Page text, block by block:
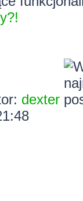
dexter